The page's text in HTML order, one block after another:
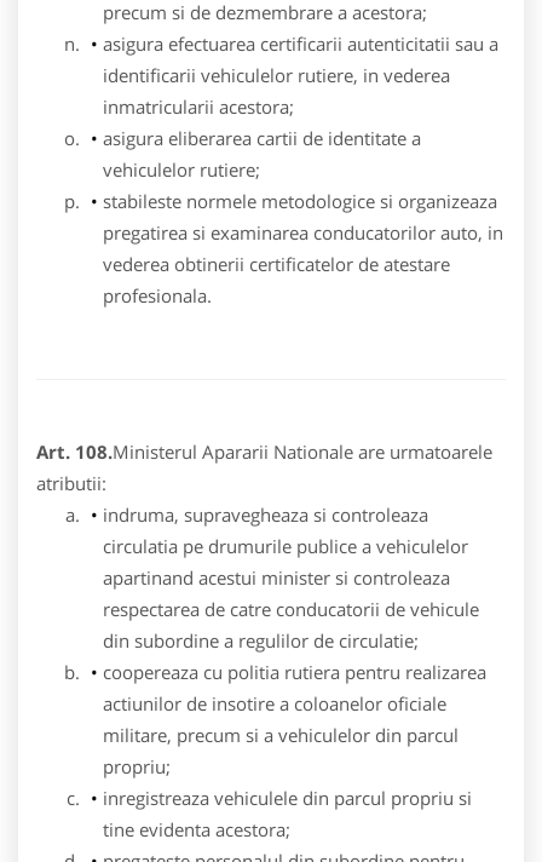
precum si de dezmembrare a acestora;
asigura efectuarea certificarii autenticitatii sau a
identificarii vehiculelor rutiere, in vederea
inmatricularii acestora;
asigura eliberarea cartii de identitate a
vehiculelor rutiere;
stabileste normele metodologice si organizeaza
pregatirea si examinarea conducatorilor auto, in
vederea obtinerii certificatelor de atestare
profesionala.
Art. 108.Ministerul Apararii Nationale are urmatoarele
atributii:
indruma, supravegheaza si controleaza
circulatia pe drumurile publice a vehiculelor
apartinand acestui minister si controleaza
respectarea de catre conducatorii de vehicule
din subordine a regulilor de circulatie;
coopereaza cu politia rutiera pentru realizarea
actiunilor de insotire a coloanelor oficiale
militare, precum si a vehiculelor din parcul
propriu;
inregistreaza vehiculele din parcul propriu si
tine evidenta acestora;